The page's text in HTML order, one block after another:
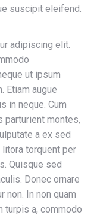
suscipit eleifend.
adipiscing elit.
ut ipsum
Etiam augue
in neque. Cum
parturient montes,
a ex sed
torquent per
Quisque sed
Donec ornare
In non quam
turpis a, commodo